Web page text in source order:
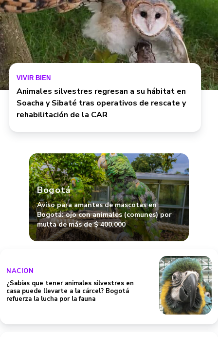
VIVIR BIEN
Animales silvestres regresan a su hábitat en
Soacha y Sibaté tras operativos de rescate y
rehabilitación de la CAR
Bogotá
Aviso para amantes de mascotas en
Bogotá: ojo con animales (comunes) por
multa de más de $ 400.000
NACION
¿Sabías que tener animales silvestres en
casa puede llevarte a la cárcel? Bogotá
refuerza la lucha por la fauna